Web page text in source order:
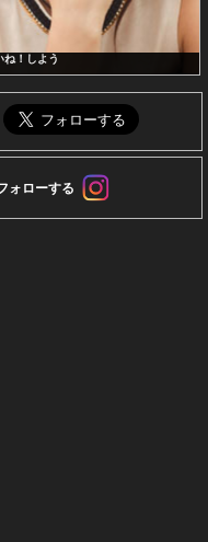
！しよう
ォローする